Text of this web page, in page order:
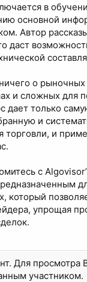
в
основной
Автор
даст
о рыночных
и сложных для
дает только
и
торговли, и
с
который
упрощая
Для
участником.